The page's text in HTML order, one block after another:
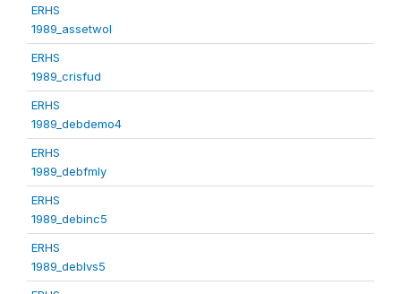
ERHS
1989_assetwol
ERHS
1989_crisfud
ERHS
1989_debdemo4
ERHS
1989_debfmly
ERHS
1989_debinc5
ERHS
1989_deblvs5